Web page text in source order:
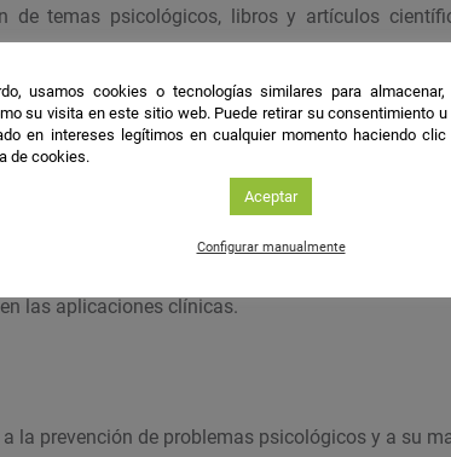
de temas psicológicos, libros y artículos
y psicología positiva.
las aplicaciones clínicas.
la prevención de problemas psicológicos y a su
usamos cookies o tecnologías similares para
su visita en este sitio web. Puede retirar su consentimiento
en intereses legítimos en cualquier momento haciendo
de cookies.
Aceptar
Configurar manualmente